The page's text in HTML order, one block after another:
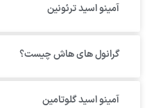
آمینو اسید ترئونین
گرانول های هاش چیست؟
آمینو اسید گلوتامین